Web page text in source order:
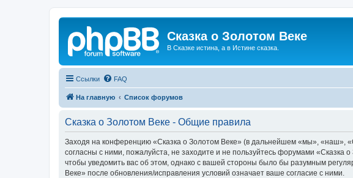
Сказка о Золотом Веке
В Сказке истина, а в Истине сказка.
Ссылки FAQ
На главную Список форумов
Сказка о Золотом Веке - Общие правила
Заходя на конференцию «Сказка о Золотом Веке» (в дальнейшем «мы», «наш»,
согласны с ними, пожалуйста, не заходите и не пользуйтесь форумами
чтобы уведомить вас об этом, однако с вашей стороны было бы разумным
Веке» после обновления/исправления условий означает ваше согласие с ними.